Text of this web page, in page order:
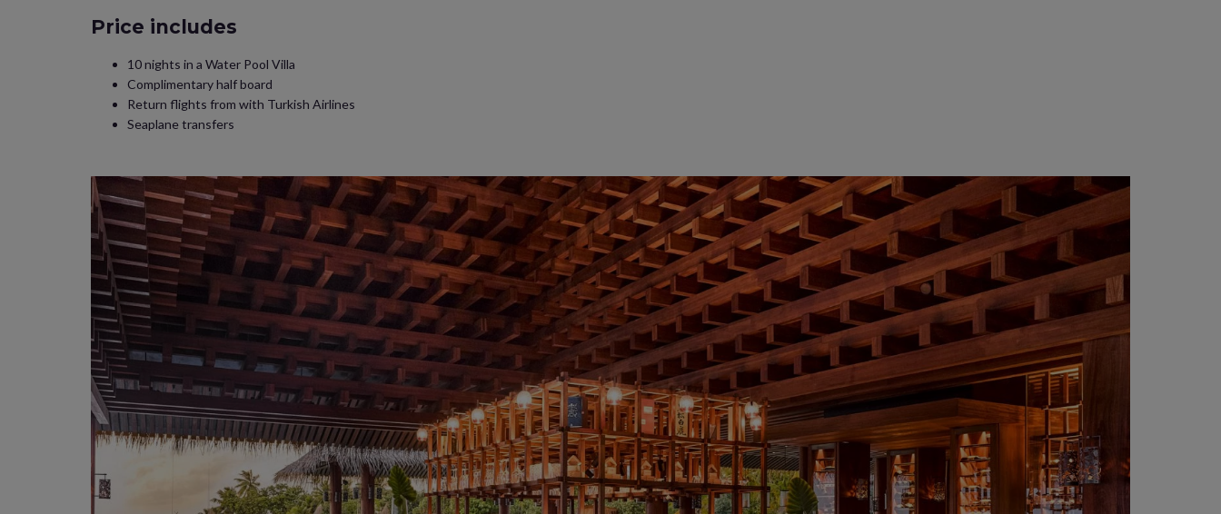
Price includes
10 nights in a Water Pool Villa
Complimentary half board
Return flights from with Turkish Airlines
Seaplane transfers